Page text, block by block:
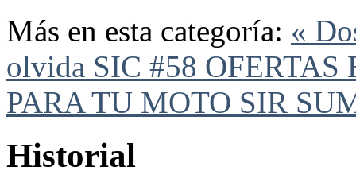
Más en esta categoría: «
olvida SIC #58 OFERTAS
PARA TU MOTO SIR
Historial